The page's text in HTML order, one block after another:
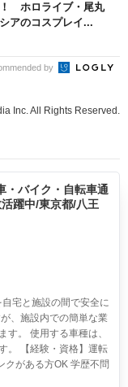
ホロライブ・尾丸
アのコスプレイ...
by
Inc. All Rights Reserved.
・バイク・自転車通
躍中/東京都/八王
宅と施設の間で安全に
、施設内での簡単な業
。 使用する車種は、
。 【経験・資格】運転
クがある方OK 学歴不問